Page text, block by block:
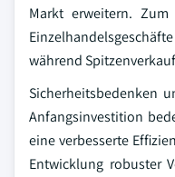
Markt erweitern.
während
Sicherheitsbedenken
Anfangsinvestition
eine verbesserte
Entwicklung robuster